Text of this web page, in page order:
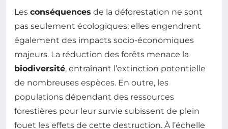
Les conséquences de la déforestation ne sont
pas seulement écologiques; elles engendrent
également des impacts socio-économiques
majeurs. La réduction des forêts menace la
biodiversité, entraînant l’extinction potentielle
de nombreuses espèces. En outre, les
populations dépendant des ressources
forestières pour leur survie subissent de plein
fouet les effets de cette destruction. À l’échelle